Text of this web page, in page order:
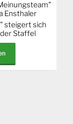
Ensthaler
steigert sich
Staffel